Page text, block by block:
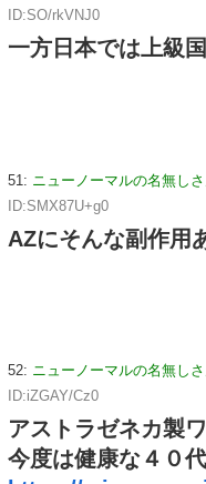
ID:SO/rkVNJ0
一方日本では上級
51: ニューノーマルの名無し
ID:SMX87U+g0
AZにそんな副作用
52: ニューノーマルの名無し
ID:iZGAY/Cz0
アストラゼネカ製
今度は健康な４０